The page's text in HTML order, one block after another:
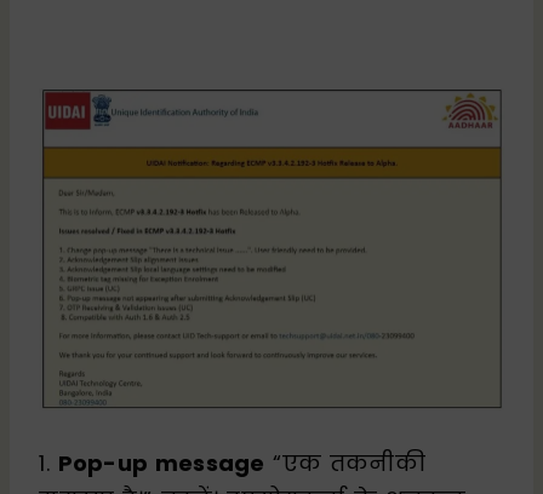
1. Pop-up message “एक तकनीकी